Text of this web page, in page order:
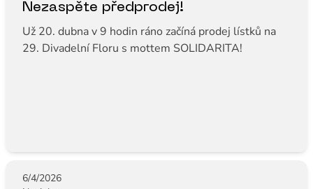
Nezaspěte předprodej!
Už 20. dubna v 9 hodin ráno začíná prodej lístků na
29. Divadelní Floru s mottem SOLIDARITA!
6/4/2026